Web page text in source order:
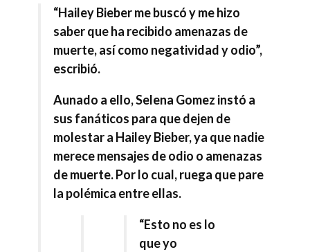
“Hailey Bieber me buscó y me hizo
saber que ha recibido amenazas de
muerte, así como negatividad y odio”,
escribió.
Aunado a ello,Selena Gomez instó a
sus fanáticos para que dejen de
molestar a Hailey Bieber, ya que nadie
merecemensajes de odio o amenazas
de muerte. Por lo cual, ruega que pare
la polémica entre ellas.
“Esto no es lo
que yo